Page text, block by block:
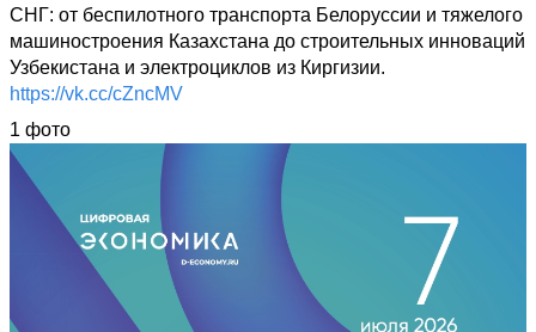
СНГ: от беспилотного транспорта Белоруссии и тяжелого
машиностроения Казахстана до строительных инноваций
https://vk.cc/cZncMV
1 фото